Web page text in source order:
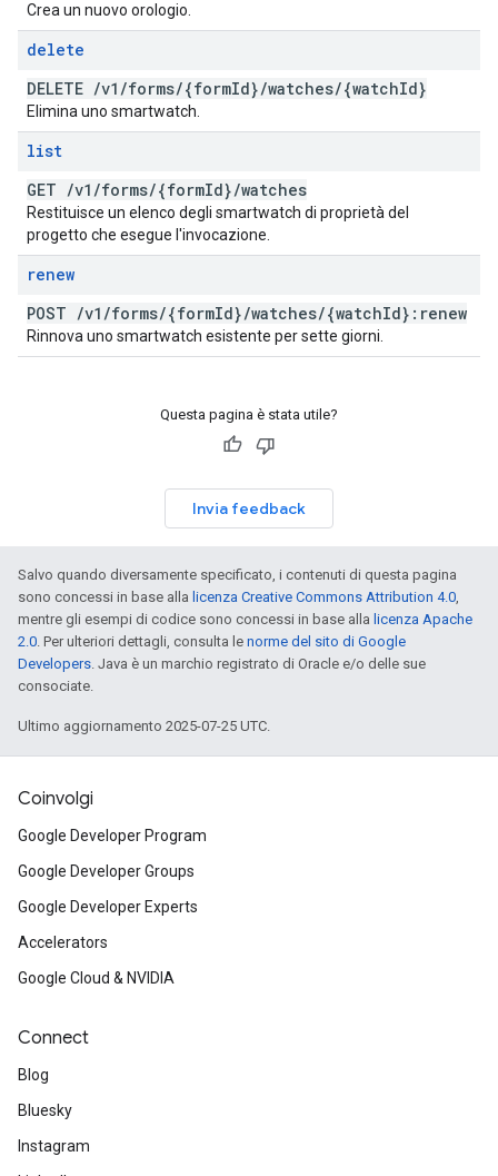
Crea un nuovo orologio.
delete
DELETE /v1 /forms/{formId}/watches/{watchId}
Elimina uno smartwatch.
list
GET /v1 /forms/{formId}/watches
Restituisce un elenco degli smartwatch di proprietà del
progetto che esegue l'invocazione.
renew
POST /v1 /forms/{formId}/watches/{watchId}:renew
Rinnova uno smartwatch esistente per sette giorni.
Questa pagina è stata utile?
Invia feedback
Salvo quando diversamente specificato, i contenuti di questa pagina
sono concessi in base alla licenza Creative Commons Attribution 4.0,
mentre gli esempi di codice sono concessi in base alla licenza Apache
2.0. Per ulteriori dettagli, consulta le norme del sito di Google
Developers. Java è un marchio registrato di Oracle e/o delle sue
consociate.
Ultimo aggiornamento 2025-07-25 UTC.
Coinvolgi
Google Developer Program
Google Developer Groups
Google Developer Experts
Accelerators
Google Cloud & NVIDIA
Connect
Blog
Bluesky
Instagram